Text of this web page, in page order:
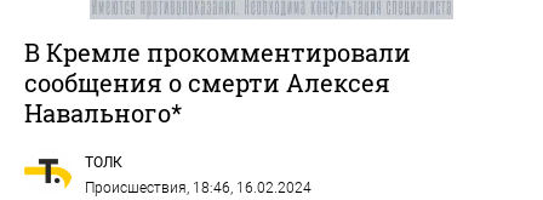
В Кремле прокомментировали
сообщения о смерти Алексея
Навального*
ТОЛК
Происшествия, 18:46, 16.02.2024